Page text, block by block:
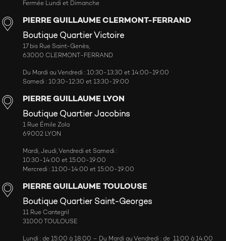
Fermée Lundi et Dimanche
PIERRE GUILLAUME CLERMONT-FERRAND
Boutique Quartier Victoire
17 bis Rue Saint-Genès,
63000 CLERMONT-FERRAND
Du Mardi au Vendredi : 10:30-13:30 et 14:00-19:00
Samedi : 10:30-12:30 et 13:30-19:00
PIERRE GUILLAUME LYON
Boutique Quartier Jacobins
1 Rue Émile Zola
69002 LYON
Mardi, Jeudi, Vendredi et Samedi :
10:30-14:00 et 15:00-19:00
Mercredi : 11:00-14:00 et 15:00-19:00
PIERRE GUILLAUME TOULOUSE
Boutique Quartier Saint-Georges
11 Rue Cantegril
31000 TOULOUSE
Lundi : de 15:00 à 18:00 – Du Mardi au Vendredi : de 11:00 à 14:00